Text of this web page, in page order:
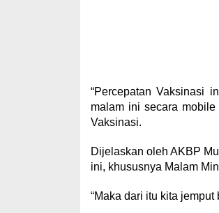
“Percepatan Vaksinasi
malam ini secara
Vaksinasi.
Dijelaskan oleh AKBP
ini, khususnya Malam
“Maka dari itu kita